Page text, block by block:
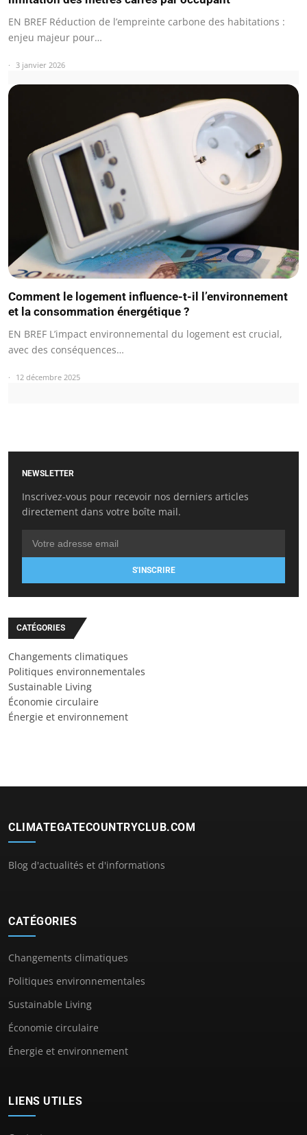
EN BREF Réduction de l’empreinte carbone des habitations :
enjeu majeur pour…
3 janvier 2026
Comment le logement influence-t-il l’environnement
et la consommation énergétique ?
EN BREF L’impact environnemental du logement est crucial,
avec des conséquences…
12 décembre 2025
NEWSLETTER
Inscrivez-vous pour recevoir nos derniers articles
directement dans votre boîte mail.
S'INSCRIRE
CATÉGORIES
Changements climatiques
Politiques environnementales
Sustainable Living
Économie circulaire
Énergie et environnement
CLIMATEGATECOUNTRYCLUB.COM
Blog d'actualités et d'informations
CATÉGORIES
Changements climatiques
Politiques environnementales
Sustainable Living
Économie circulaire
Énergie et environnement
LIENS UTILES